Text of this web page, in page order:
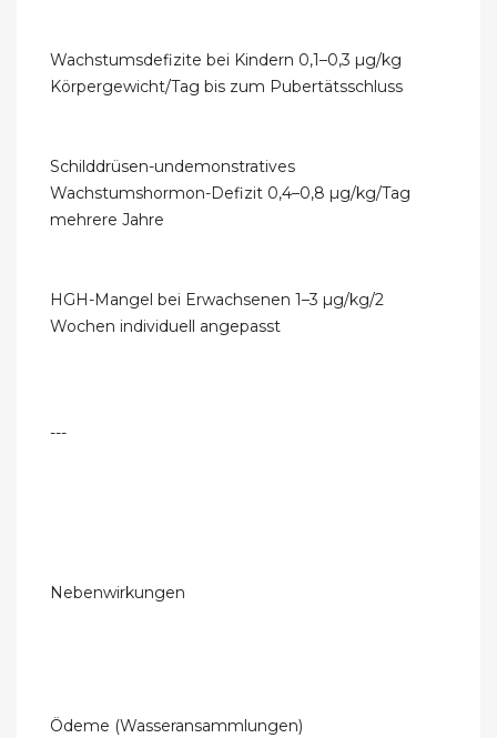
Wachstumsdefizite bei Kindern 0,1–0,3 µg/kg
Körpergewicht/Tag bis zum Pubertätsschluss
Schilddrüsen-undemonstratives
Wachstumshormon-Defizit 0,4–0,8 µg/kg/Tag
mehrere Jahre
HGH-Mangel bei Erwachsenen 1–3 µg/kg/2
Wochen individuell angepasst
---
Nebenwirkungen
Ödeme (Wasseransammlungen)